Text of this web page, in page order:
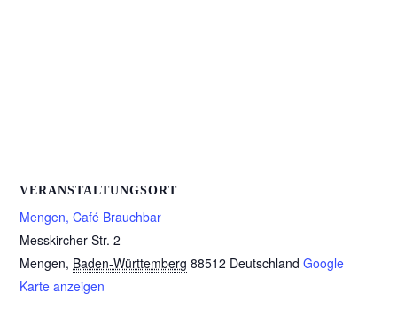
VERANSTALTUNGSORT
Mengen, Café Brauchbar
Messkircher Str. 2
Mengen, Baden-Württemberg 88512 Deutschland Google
Karte anzeigen